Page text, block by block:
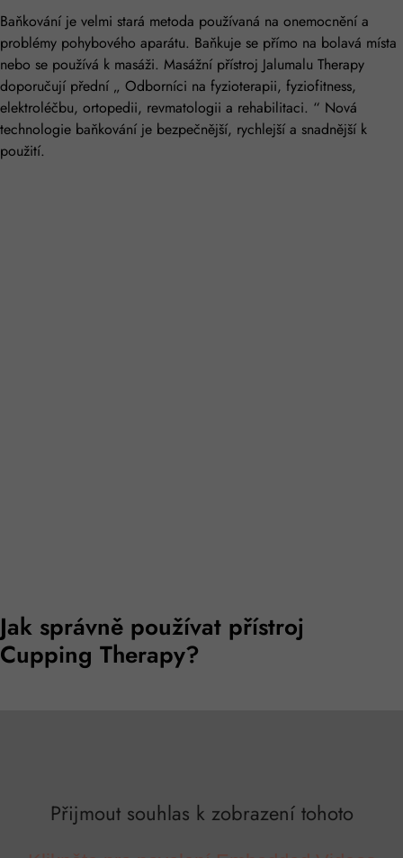
Baňkování je velmi stará metoda používaná na onemocnění a
problémy pohybového aparátu. Baňkuje se přímo na bolavá místa
nebo se používá k masáži. Masážní přístroj Jalumalu Therapy
doporučují přední „ Odborníci na fyzioterapii, fyziofitness,
elektroléčbu, ortopedii, revmatologii a rehabilitaci. “ Nová
technologie baňkování je bezpečnější, rychlejší a snadnější k
použití.
Jak správně používat přístroj
Cupping Therapy?
Přijmout souhlas k zobrazení tohoto